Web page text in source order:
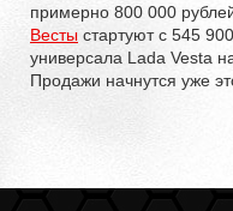
примерно 800 000
Весты стартуют с 545
универсала Lada Vesta
Продажи начнутся уже